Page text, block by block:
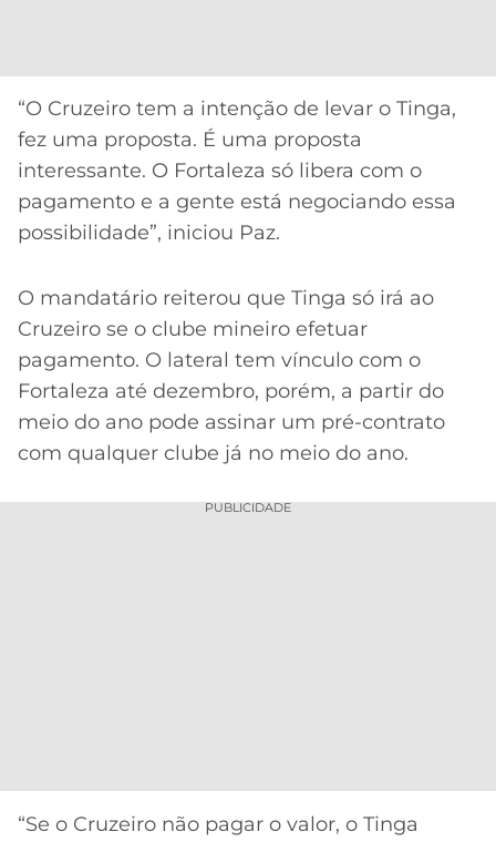
ATLÉTICO
MG
CRUZEIRO
“O Cruzeiro tem a intenção de levar o Tinga,
fez uma proposta. É uma proposta
interessante. O Fortaleza só libera com o
pagamento e a gente está negociando essa
possibilidade”, iniciou Paz.
O mandatário reiterou que Tinga só irá ao
Cruzeiro se o clube mineiro efetuar
pagamento. O lateral tem vínculo com o
Fortaleza até dezembro, porém, a partir do
meio do ano pode assinar um pré-contrato
com qualquer clube já no meio do ano.
PUBLICIDADE
“Se o Cruzeiro não pagar o valor, o Tinga